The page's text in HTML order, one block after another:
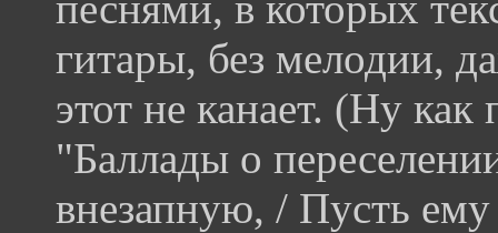
гитары, без мелодии,
этот не канает. (Ну как
"Баллады о
внезапную, / Пусть